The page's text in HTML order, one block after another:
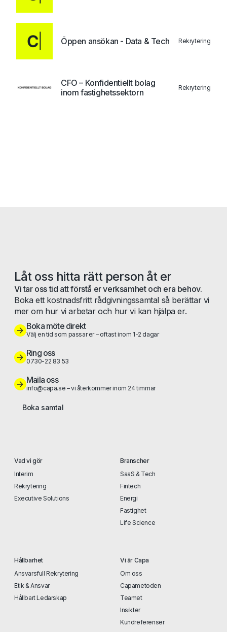
Öppen ansökan - Data & Tech Rekrytering
CFO – Konfidentiellt bolag
inom fastighetssektorn
Rekrytering
Låt oss hitta rätt person åt er
Vi tar oss tid att förstå er verksamhet och era behov.
Boka ett kostnadsfritt rådgivningssamtal så berättar vi
mer om hur vi arbetar och hur vi kan hjälpa er.
Boka möte direkt
Välj en tid som passar er – oftast inom 1-2 dagar
Ring oss
0730-22 83 53
Maila oss
info@capa.se – vi återkommer inom 24 timmar
Boka samtal
Vad vi gör
Interim
Rekrytering
Executive Solutions
Branscher
SaaS & Tech
Fintech
Energi
Fastighet
Life Science
Hållbarhet
Ansvarsfull Rekrytering
Etik & Ansvar
Hållbart Ledarskap
Vi är Capa
Om oss
Capametoden
Teamet
Insikter
Kundreferenser